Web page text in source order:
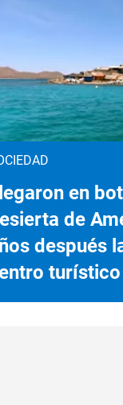
en
de
después
turístico